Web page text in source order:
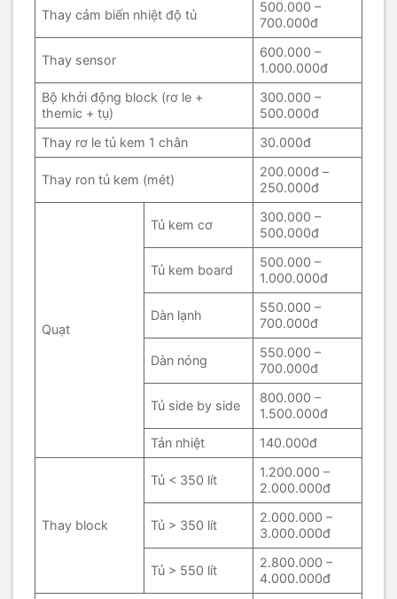
Thay cảm biến nhiệt độ tủ
500.000 –
700.000đ
Thay sensor
600.000 –
1.000.000đ
Bộ khởi động block (rơ le +
themic + tụ)
300.000 –
500.000đ
Thay rơ le tủ kem 1 chân
30.000đ
Thay ron tủ kem (mét)
200.000đ –
250.000đ
Quạt
Tủ kem cơ
300.000 –
500.000đ
Tủ kem board
500.000 –
1.000.000đ
Dàn lạnh
550.000 –
700.000đ
Dàn nóng
550.000 –
700.000đ
Tủ side by side
800.000 –
1.500.000đ
Tản nhiệt
140.000đ
Thay block
Tủ < 350 lít
1.200.000 –
2.000.000đ
Tủ > 350 lít
2.000.000 –
3.000.000đ
Tủ > 550 lít
2.800.000 –
4.000.000đ